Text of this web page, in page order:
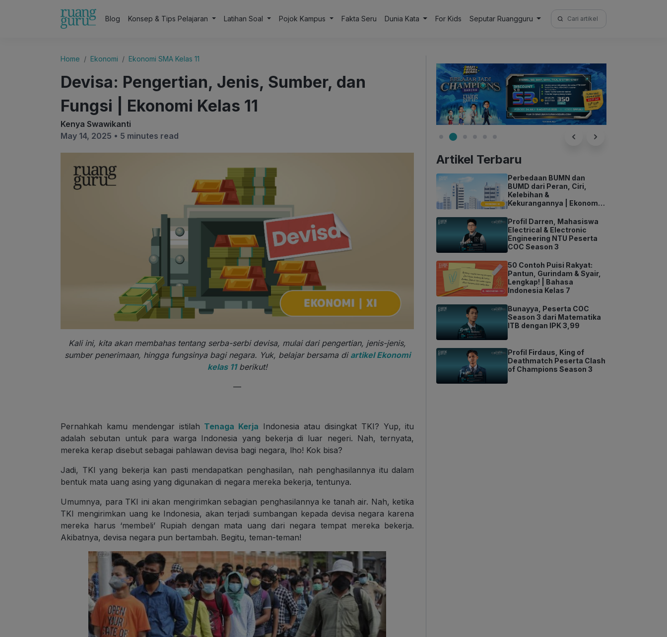
Blog Konsep & Tips Pelajaran Latihan Soal Pojok Kampus Fakta Seru Dunia Kata For Kids Seputar Ruangguru
Search
for:
Home Ekonomi Ekonomi SMA Kelas 11
Devisa: Pengertian, Jenis, Sumber, dan
Fungsi | Ekonomi Kelas 11
Kenya Swawikanti
May 14, 2025 • 5 minutes read
Kali ini, kita akan membahas tentang serba-serbi devisa, mulai dari pengertian, jenis-jenis,
sumber penerimaan, hingga fungsinya bagi negara. Yuk, belajar bersama di artikel Ekonomi
kelas 11berikut!
—
Pernahkah kamu mendengar istilah Tenaga Kerja Indonesia atau disingkat TKI? Yup, itu
adalah sebutan untuk para warga Indonesia yang bekerja di luar negeri. Nah, ternyata,
mereka kerap disebut sebagai pahlawan devisa bagi negara, lho! Kok bisa?
Jadi, TKI yang bekerja kan pasti mendapatkan penghasilan, nah penghasilannya itu dalam
bentuk mata uang asing yang digunakan di negara mereka bekerja, tentunya.
Umumnya, para TKI ini akan mengirimkan sebagian penghasilannya ke tanah air. Nah, ketika
TKI mengirimkan uang ke Indonesia, akan terjadi sumbangan kepada devisa negara karena
mereka harus ‘membeli’ Rupiah dengan mata uang dari negara tempat mereka bekerja.
Akibatnya, devisa negara pun bertambah. Begitu, teman-teman!
Artikel Terbaru
Perbedaan BUMN dan
BUMD dari Peran, Ciri,
Kelebihan &
Kekurangannya | Ekonomi
Profil Darren, Mahasiswa
Electrical & Electronic
Engineering NTU Peserta
COC Season 3
50 Contoh Puisi Rakyat:
Pantun, Gurindam & Syair,
Lengkap! | Bahasa
Indonesia Kelas 7
Bunayya, Peserta COC
Season 3 dari Matematika
ITB dengan IPK 3,99
Profil Firdaus, King of
Deathmatch Peserta Clash
of Champions Season 3